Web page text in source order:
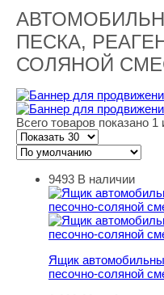
ПЕСКА,
СОЛЯНОЙ
Всего товаров показано 1
Ящик
9493 В наличии
Ящик
песочно-соляной